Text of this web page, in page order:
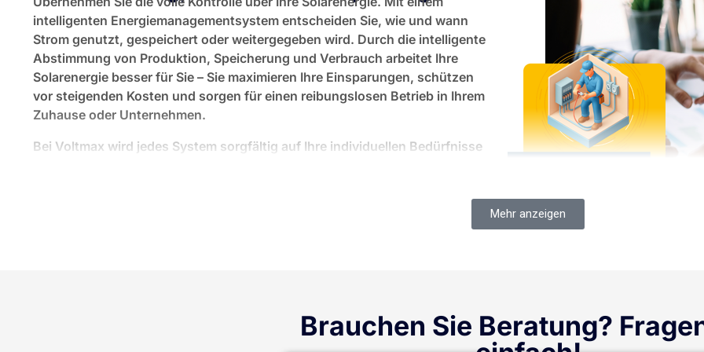
intelligenten Energiemanagementsystem entscheiden Sie, wie und wann
Strom genutzt, gespeichert oder weitergegeben wird. Durch die intelligente
Abstimmung von Produktion, Speicherung und Verbrauch arbeitet Ihre
Solarenergie besser für Sie – Sie maximieren Ihre Einsparungen, schützen
vor steigenden Kosten und sorgen für einen reibungslosen Betrieb in Ihrem
Zuhause oder Unternehmen.
Bei Voltmax wird jedes System sorgfältig auf Ihre individuellen Bedürfnisse
Mehr anzeigen
Brauchen Sie Beratung?